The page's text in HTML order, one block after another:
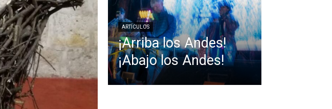
ARTÍCULOS
¡Arriba los Andes!
¡Abajo los Andes!